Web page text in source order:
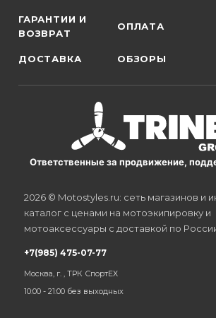
ГАРАНТИИ И
ВОЗВРАТ
ОПЛАТА
ДОСТАВКА ОБЗОРЫ
Ответственные за продвижение,
2026 © Motostyles.ru: сеть магазинов и
каталог с ценами на мотоэкипировку и
мотоаксессуары с доставкой по
+7(985) 475-07-77
Москва, г. , ТРК СпортЕХ
10:00 - 21:00 без выходных